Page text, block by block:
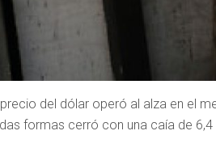
del dólar operó al alza en el
formas cerró con una caía de